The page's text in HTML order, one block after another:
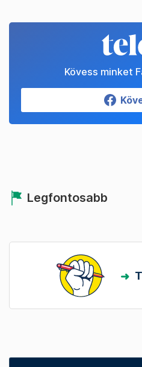
Kövess minket
Legfontosabb